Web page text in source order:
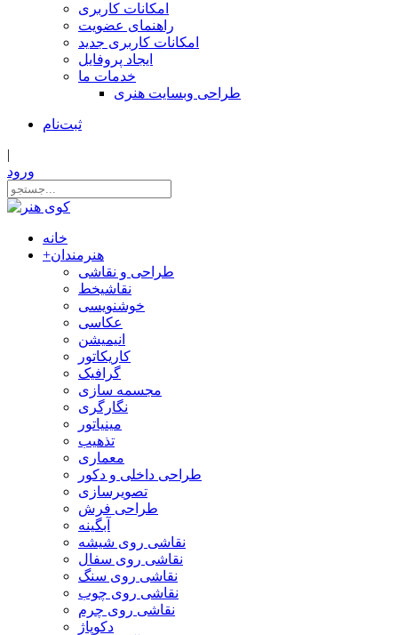
امکانات کاربری
راهنمای عضویت
امکانات کاربری جدید
ایجاد پروفایل
خدمات ما
طراحی وبسایت هنری
ثبت‌نام
|
ورود
خانه
+هنرمندان
طراحی و نقاشی
نقاشیخط
خوشنویسی
عکاسی
انیمیشن
کاریکاتور
گرافیک
مجسمه سازی
نگارگری
مینیاتور
تذهیب
معماری
طراحی داخلی و دکور
تصویرسازی
طراحی فرش
آبگینه
نقاشی روی شیشه
نقاشی روی سفال
نقاشی روی سنگ
نقاشی روی چوب
نقاشی روی چرم
دکوپاژ